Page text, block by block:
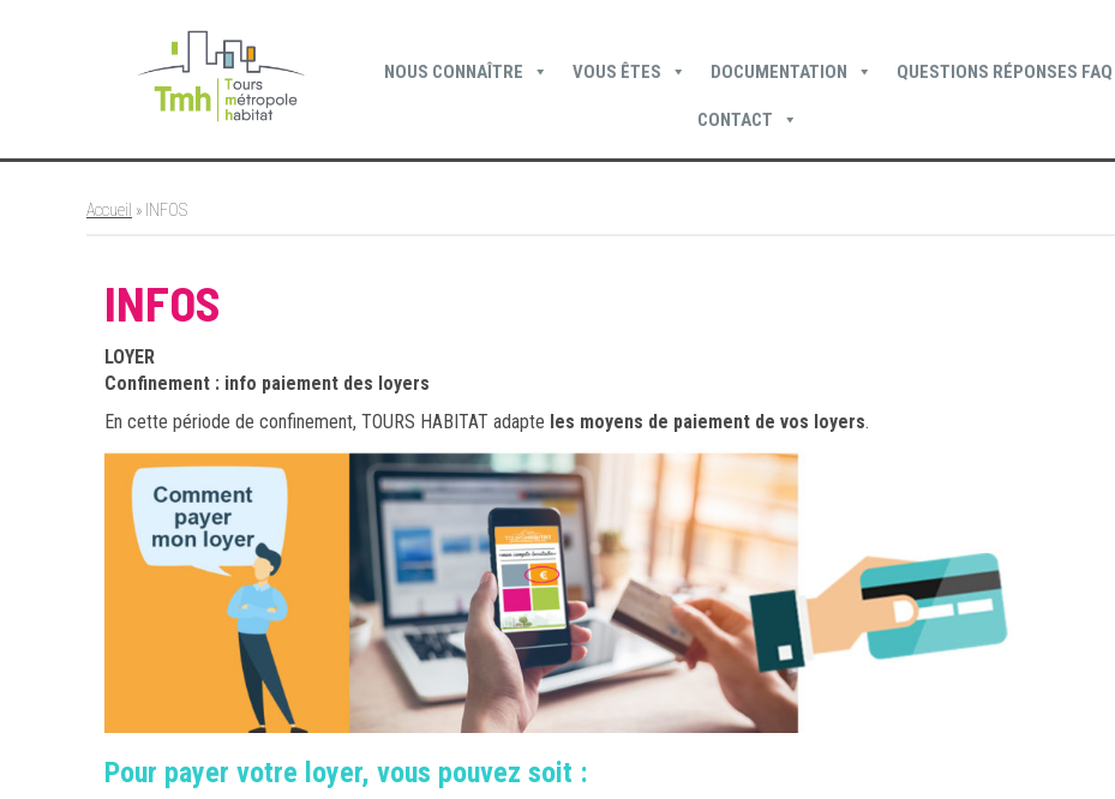
NOUS CONNAÎTRE VOUS ÊTES DOCUMENTATION QUESTIONS RÉPONSES FAQ
CONTACT
Accueil » INFOS
INFOS
LOYER
Confinement : info paiement des loyers
En cette période de confinement, TOURS HABITAT adapte les moyens de paiement de vos loyers.
Pour payer votre loyer, vous pouvez soit :